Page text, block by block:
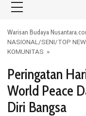
Warisan Budaya
NASIONAL /SENI/TOP
KOMUNITAS »
Peringatan
World Peace
Diri Bangsa